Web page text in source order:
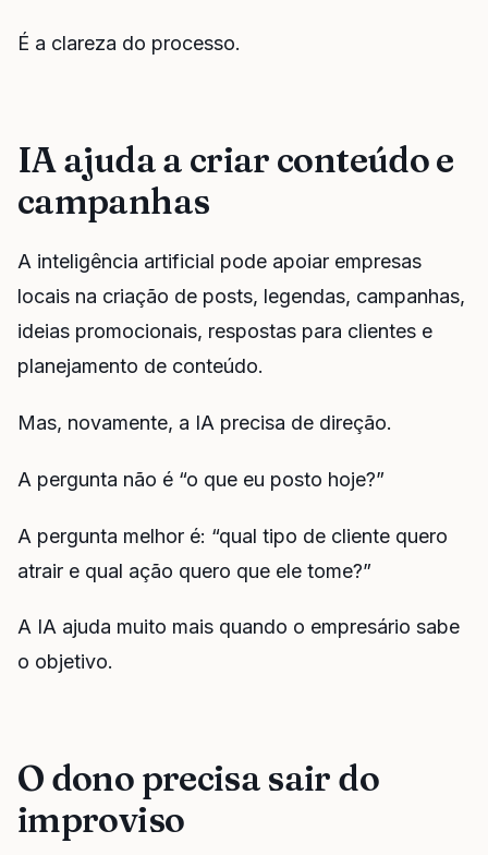
É a clareza do processo.
IA ajuda a criar conteúdo e
campanhas
A inteligência artificial pode apoiar empresas
locais na criação de posts, legendas, campanhas,
ideias promocionais, respostas para clientes e
planejamento de conteúdo.
Mas, novamente, a IA precisa de direção.
A pergunta não é “o que eu posto hoje?”
A pergunta melhor é: “qual tipo de cliente quero
atrair e qual ação quero que ele tome?”
A IA ajuda muito mais quando o empresário sabe
o objetivo.
O dono precisa sair do
improviso